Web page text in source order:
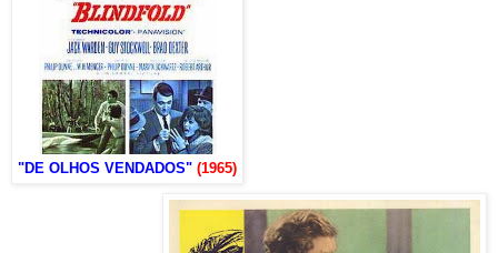
"DE OLHOS VENDADOS" (1965)